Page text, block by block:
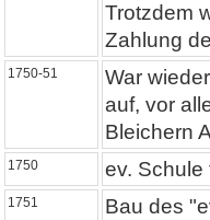
Trotzdem
Zahlung
1750-51
War
auf, vor
Bleichern
1750 ev. Schule
1751
Bau des